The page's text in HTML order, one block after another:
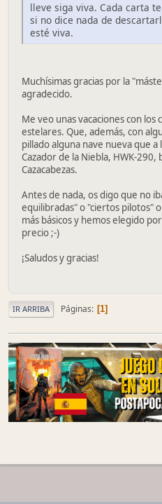
lleve siga viva. Cada carta
si no dice nada de
esté viva.
Muchísimas gracias por la
agradecido.
Me veo unas vacaciones con los
estelares. Que, además, con
pillado alguna nave nueva que
Cazador de la Niebla, HWK-
Cazacabezas.
Antes de nada, os digo que no
equilibradas" o "ciertos pilotos"
más básicos y hemos elegido
precio ;-)
¡Saludos y gracias!
IR ARRIBA Páginas 1